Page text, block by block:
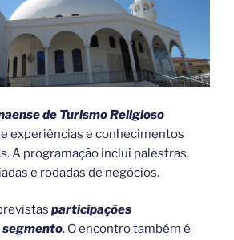
de Turismo Religioso
experiências e conhecimentos
A programação inclui palestras,
e rodadas de negócios.
participações
segmento. O encontro também é